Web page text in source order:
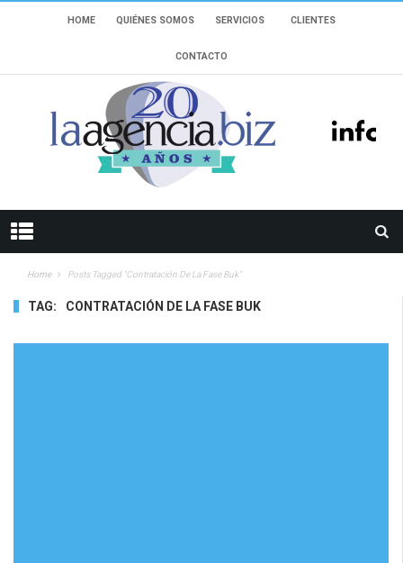
HOME QUIÉNES SOMOS SERVICIOS CLIENTES
CONTACTO
Home Posts Tagged "contratación De La Fase Buk"
TAG: CONTRATACIÓN DE LA FASE BUK